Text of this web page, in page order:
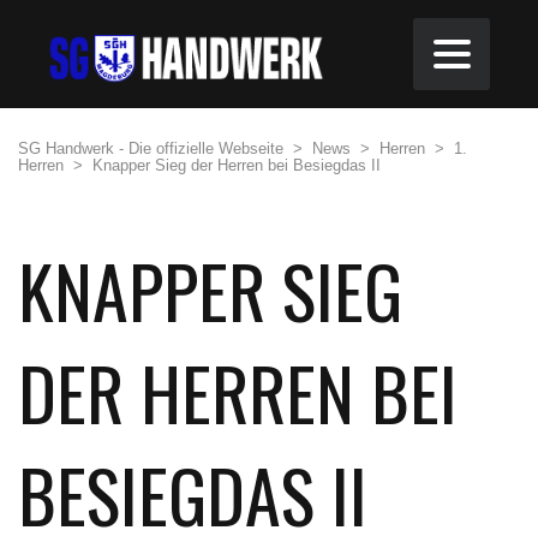
SG Handwerk - Die offizielle Webseite > News > Herren >
1.
Herren > Knapper Sieg der Herren bei Besiegdas II
KNAPPER SIEG
DER HERREN BEI
BESIEGDAS II